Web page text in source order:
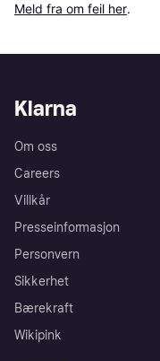
Meld fra om feil her.
Klarna
Om oss
Careers
Villkår
Presseinformasjon
Personvern
Sikkerhet
Bærekraft
Wikipink